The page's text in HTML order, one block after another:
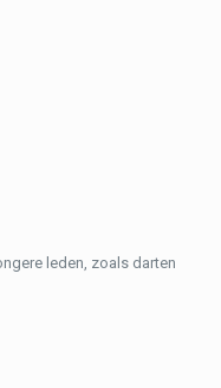
leden, zoals darten